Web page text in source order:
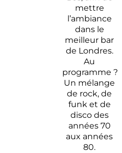
mettre
l’ambiance
dans le
meilleur bar
de Londres.
Au
programme ?
Un mélange
de rock, de
funk et de
disco des
années 70
aux années
80.